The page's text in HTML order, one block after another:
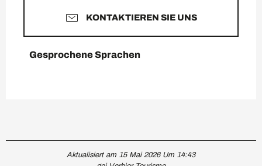
KONTAKTIEREN SIE UNS
Gesprochene Sprachen
Gesprochene Sprachen
Aktualisiert am 15 Mai 2026 Um 14:43